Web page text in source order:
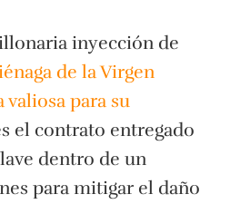
inyección de
de la Virgen
valiosa para su
el contrato entregado
dentro de un
para mitigar el daño